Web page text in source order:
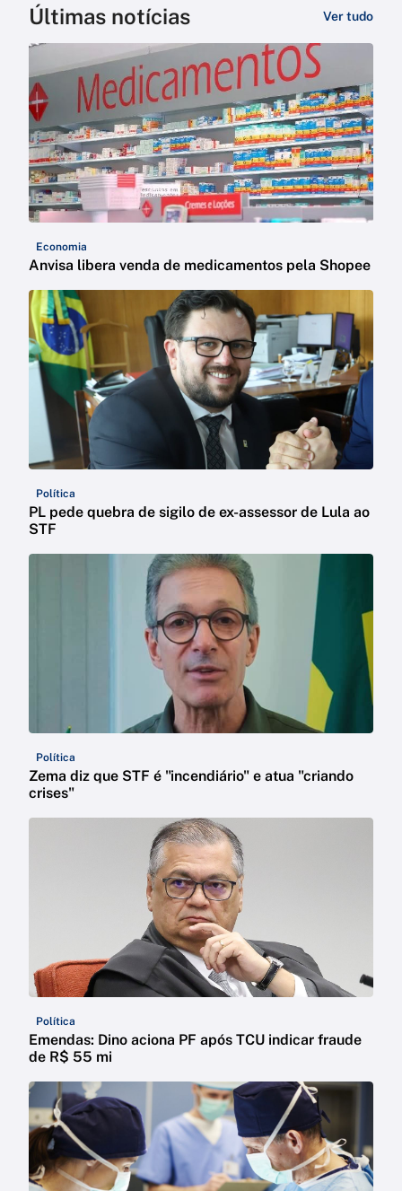
Últimas notícias Ver tudo
Economia
Anvisa libera venda de medicamentos pela Shopee
Política
PL pede quebra de sigilo de ex-assessor de Lula ao
STF
Política
Zema diz que STF é "incendiário" e atua "criando
crises"
Política
Emendas: Dino aciona PF após TCU indicar fraude
de R$ 55 mi